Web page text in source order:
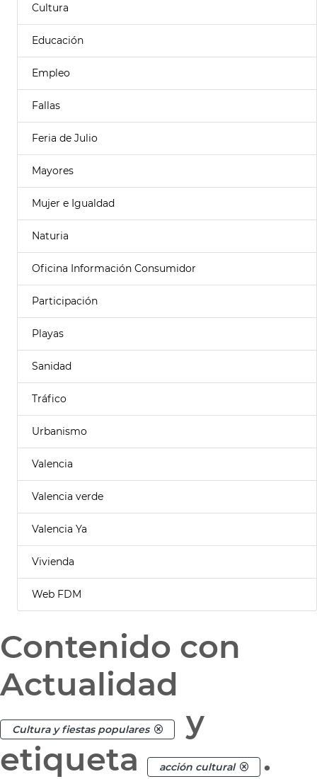
Cultura
Educación
Empleo
Fallas
Feria de Julio
Mayores
Mujer e Igualdad
Naturia
Oficina Información Consumidor
Participación
Playas
Sanidad
Tráfico
Urbanismo
Valencia
Valencia verde
Valencia Ya
Vivienda
Web FDM
Contenido con
Actualidad
Cultura y fiestas populares
y
etiqueta
acción cultural .